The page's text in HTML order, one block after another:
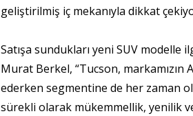
geliştirilmiş iç mekanıyla dikkat
Satışa sundukları yeni SUV
Murat Berkel, “Tucson, markamızın
ederken segmentine de her zaman
sürekli olarak mükemmellik, yenilik